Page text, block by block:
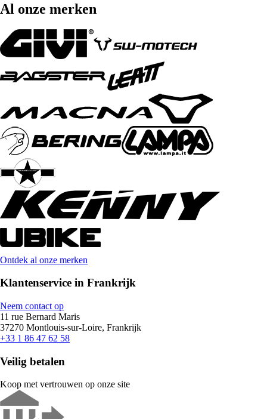
Al onze merken
Ontdek al onze merken
Klantenservice in Frankrijk
Neem contact op
11 rue Bernard Maris
37270 Montlouis-sur-Loire, Frankrijk
+33 1 86 47 62 58
Veilig betalen
Koop met vertrouwen op onze site